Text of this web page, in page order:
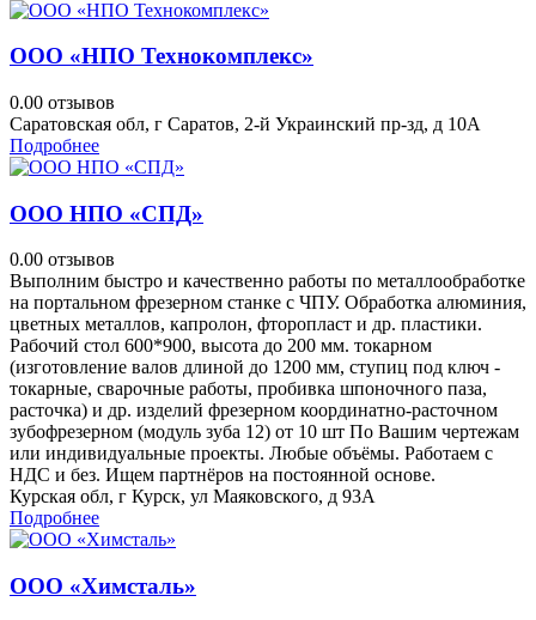
ООО «НПО Технокомплекс»
0.00 отзывов
Саратовская обл, г Саратов, 2-й Украинский пр-зд, д 10А
Подробнее
ООО НПО «СПД»
0.00 отзывов
Выполним быстро и качественно работы по металлообработке
на портальном фрезерном станке с ЧПУ. Обработка алюминия,
цветных металлов, капролон, фторопласт и др. пластики.
Рабочий стол 600*900, высота до 200 мм. токарном
(изготовление валов длиной до 1200 мм, ступиц под ключ -
токарные, сварочные работы, пробивка шпоночного паза,
расточка) и др. изделий фрезерном координатно-расточном
зубофрезерном (модуль зуба 12) от 10 шт По Вашим чертежам
или индивидуальные проекты. Любые объёмы. Работаем с
НДС и без. Ищем партнёров на постоянной основе.
Курская обл, г Курск, ул Маяковского, д 93А
Подробнее
ООО «Химсталь»